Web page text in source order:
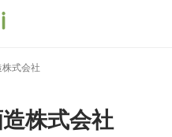
式会社
株式会社